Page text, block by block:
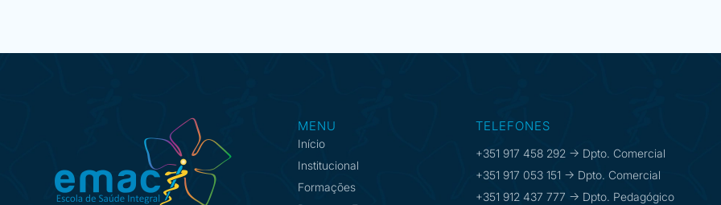
MENU
Início
Institucional
Formações
TELEFONES
+351 917 458 292 -> Dpto. Comercial
+351 917 053 151 -> Dpto. Comercial
+351 912 437 777 -> Dpto. Pedagógico